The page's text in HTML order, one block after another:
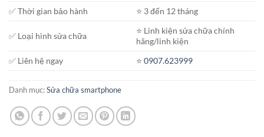
✅ Thời gian bảo hành
⭐️ 3 đến 12 tháng
✅ Loại hình sửa chữa
⭐️ Linh kiện sửa chữa chính
hãng/linh kiện
✅ Liên hệ ngay
⭐️0907.623999
Danh mục:Sửa chữa smartphone